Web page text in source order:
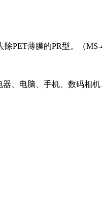
PET薄膜的PR型。（MS-
、电脑、手机、数码相